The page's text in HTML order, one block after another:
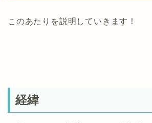
このあたりを説明していきます！
経緯